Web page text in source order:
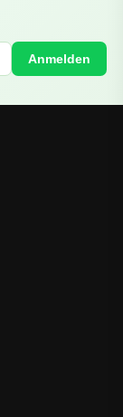
Anmelden